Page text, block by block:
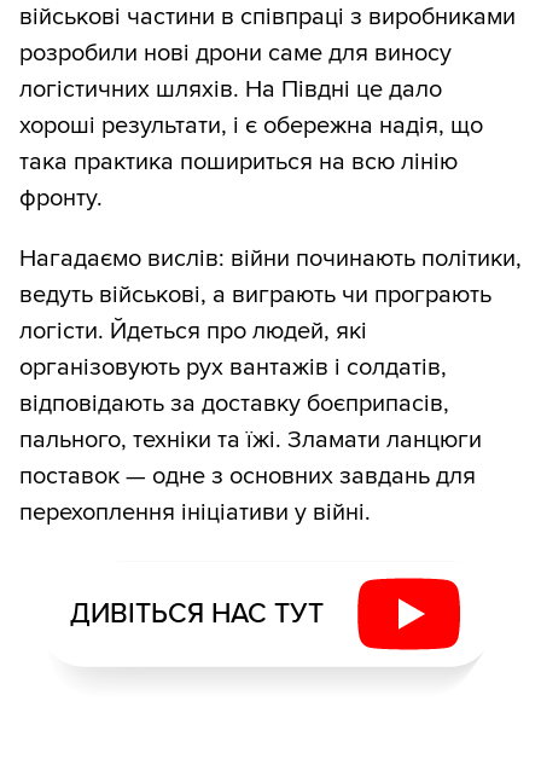
військові частини в співпраці з виробниками
розробили нові дрони саме для виносу
логістичних шляхів. На Півдні це дало
хороші результати, і є обережна надія, що
така практика пошириться на всю лінію
фронту.
Нагадаємо вислів: війни починають політики,
ведуть військові, а виграють чи програють
логісти. Йдеться про людей, які
організовують рух вантажів і солдатів,
відповідають за доставку боєприпасів,
пального, техніки та їжі. Зламати ланцюги
поставок — одне з основних завдань для
перехоплення ініціативи у війні.
ДИВІТЬСЯ НАС ТУТ